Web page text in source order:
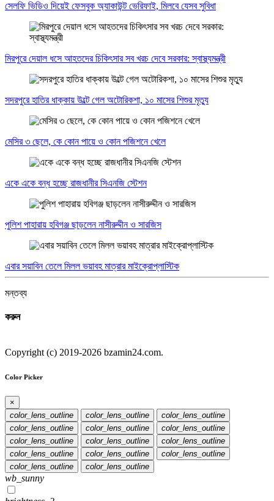
সেলফি ভিডিও দিয়েই ফেসবুক অ্যাকাউন্ট ভেরিফাই, মিলবে যেসব সুবিধা
মিরপুরে দেয়াল ধসে আহতদের চিকিৎসার সব খরচ দেবে সরকার: স্বাস্থ্যমন্ত্রী
সদরপুরে হাতির ধাক্কায় উল্টে গেল অটোরিকশা, ১০ মাসের শিশুর মৃত্যু
মেসির ৩ ছেলে, কে কোন পায়ে ও কোন পজিশনে খেলে
একে একে বন্ধ হচ্ছে রাজধানীর সিএনজি স্টেশন
পুলিশ পাহারায় হবিগঞ্জ ছাড়লেন নাসীরুদ্দীন ও সারজিস
এবার সয়াবিন তেলে মিলল ভয়াবহ মাত্রার মাইক্রোপ্লাস্টিক
মন্তব্য
করুন
Copyright (c) 2019-2026 bzamin24.com.
Color Picker
×
color_lens_outline
color_lens_outline
color_lens_outline
color_lens_outline
color_lens_outline
color_lens_outline
color_lens_outline
color_lens_outline
color_lens_outline
color_lens_outline
color_lens_outline
color_lens_outline
color_lens_outline
color_lens_outline
wb_sunny